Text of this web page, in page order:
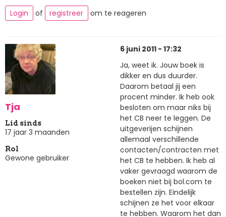
Login of registreer om te reageren
Tja
Lid sinds
17 jaar 3 maanden
Rol
Gewone gebruiker
6 juni 2011 - 17:32
Ja, weet ik. Jouw boek is
dikker en dus duurder.
Daarom betaal jij een
procent minder. Ik heb ook
besloten om maar niks bij
het CB neer te leggen. De
uitgeverijen schijnen
allemaal verschillende
contacten/contracten met
het CB te hebben. Ik heb al
vaker gevraagd waarom de
boeken niet bij bol.com te
bestellen zijn. Eindelijk
schijnen ze het voor elkaar
te hebben. Waarom het dan